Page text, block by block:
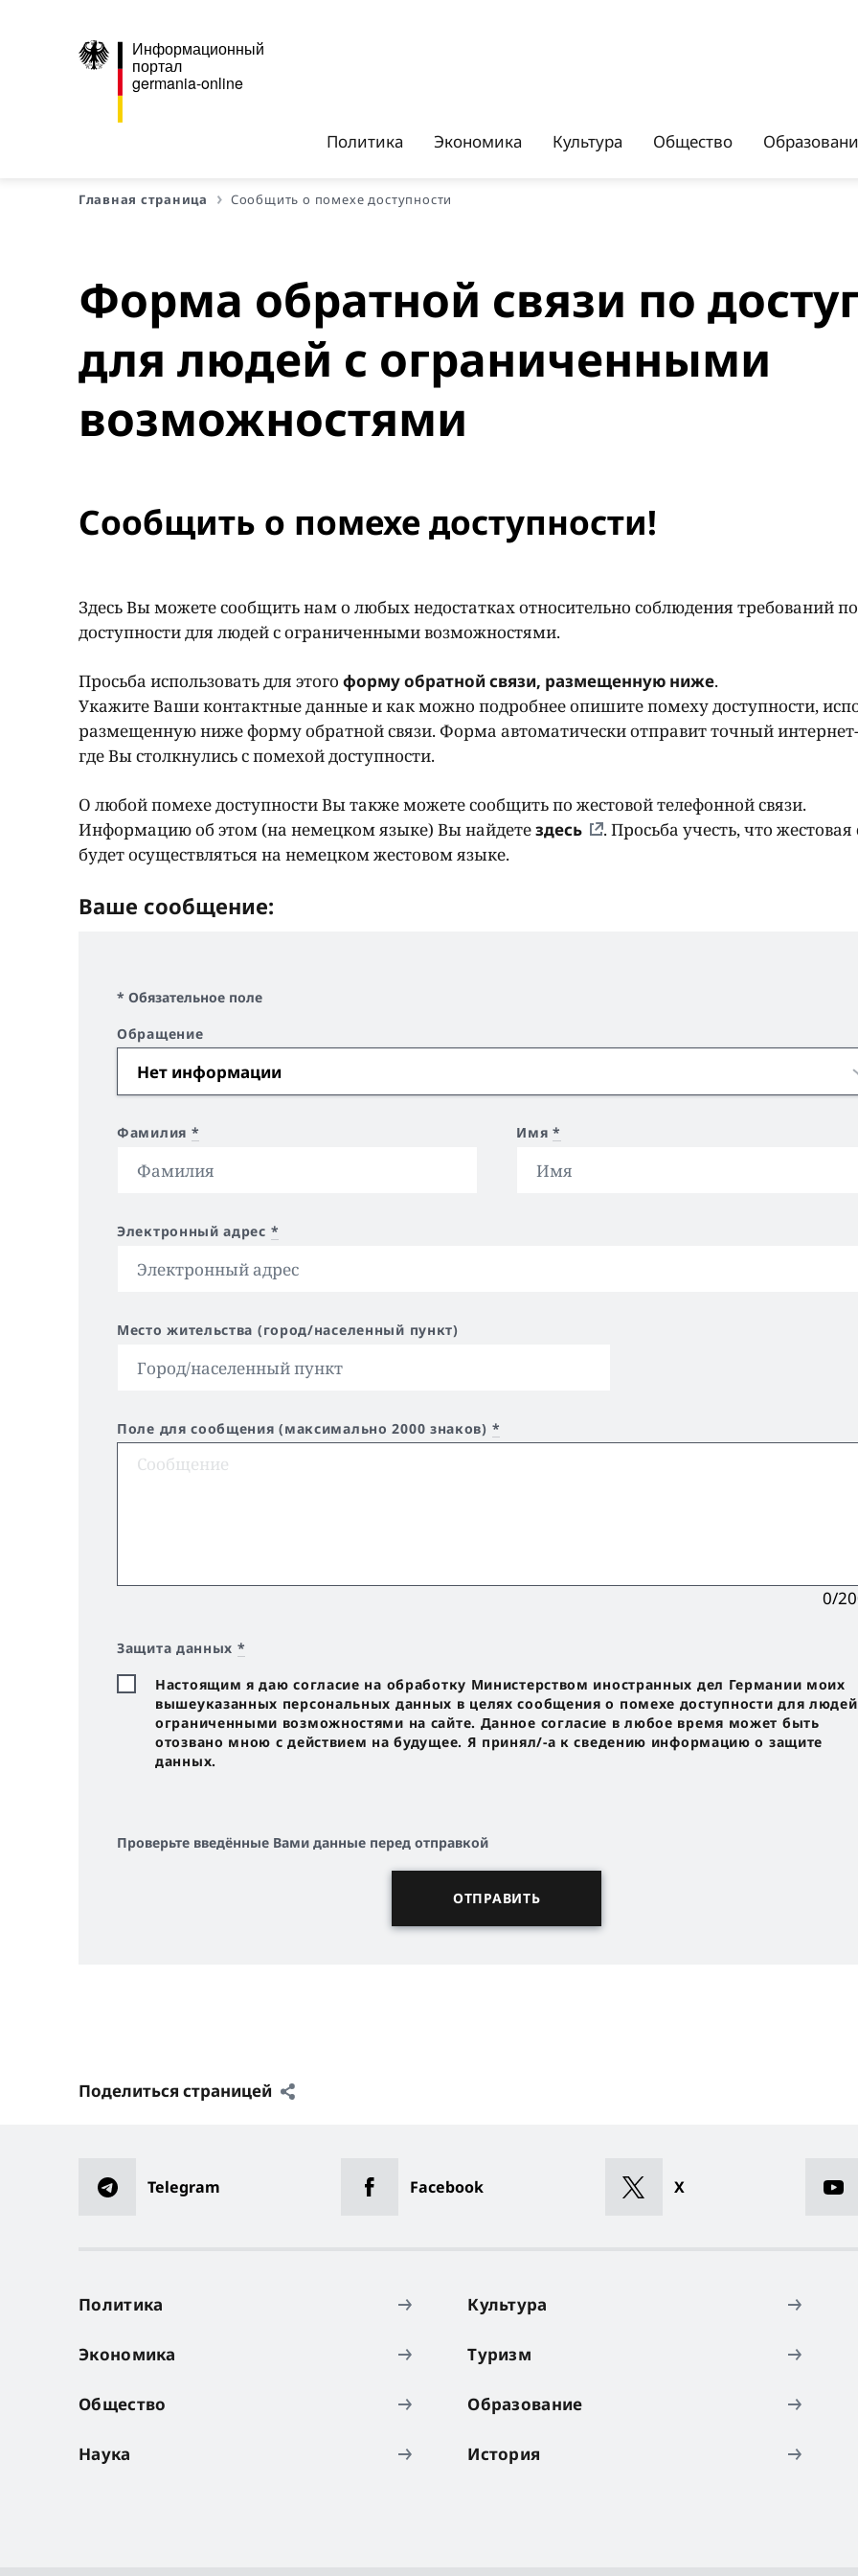
Информационный
портал
germania-online
Политика Экономика Культура Общество
Главная страница Сообщить о помехе доступности
Форма обратной связи по
для людей с ограниченными
возможностями
Сообщить о помехе доступности!
Здесь Вы можете сообщить нам о любых недостатках относительно соблюдения требований по
доступности для людей с ограниченными возможностями.
Просьба использовать для этого форму обратной связи, размещенную ниже.
Укажите Ваши контактные данные и как можно подробнее опишите помеху доступности,
размещенную ниже форму обратной связи. Форма автоматически отправит точный
где Вы столкнулись с помехой доступности.
О любой помехе доступности Вы также можете сообщить по жестовой телефонной связи.
Информацию об этом (на немецком языке) Вы найдетездесь
. Просьба учесть, что жестовая
будет осуществляться на немецком жестовом языке.
Ваше сообщение:
* Обязательное поле
Обращение
Фамилия * Имя*
Электронный адрес *
Место жительства (город/населенный пункт)
Поле для сообщения (максимально 2000 знаков) *
0/
Защита данных *
Настоящим я даю согласие на обработку Министерством иностранных дел Германии моих
вышеуказанных персональных данных в целях сообщения о помехе доступности для людей
ограниченными возможностями на сайте. Данное согласие в любое время может быть
отозвано мною с действием на будущее. Я принял/-a к сведению информацию о защите
данных.
Проверьте введённые Вами данные перед отправкой
Поделиться страницей
Telegram Facebook X
Политика
Экономика
Общество
Наука
Культура
Туризм
Образование
История